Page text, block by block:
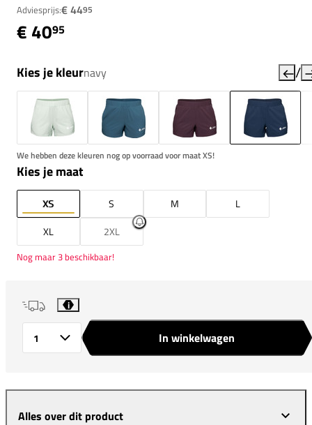
Adviesprijs:€ 4495
€ 4095
Kies je kleurnavy /
We hebben deze kleuren nog op voorraad voor maat XS!
Kies je maat
XS S M
L
XL
2XL
Nog maar 3 beschikbaar!
i
In winkelwagen
Alles over dit product